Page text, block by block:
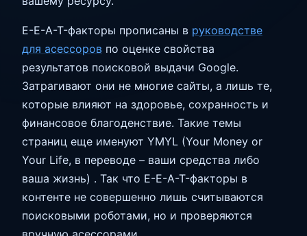
E-E-A-T-факторы прописаны в руководстве
для асессоров по оценке свойства
результатов поисковой выдачи Google.
Затрагивают они не многие сайты, а лишь те,
которые влияют на здоровье, сохранность и
финансовое благоденствие. Такие темы
страниц еще именуют YMYL (Your Money or
Your Life, в переводе – ваши средства либо
ваша жизнь) . Так что E-E-A-T-факторы в
контенте не совершенно лишь считываются
поисковыми роботами, но и проверяются